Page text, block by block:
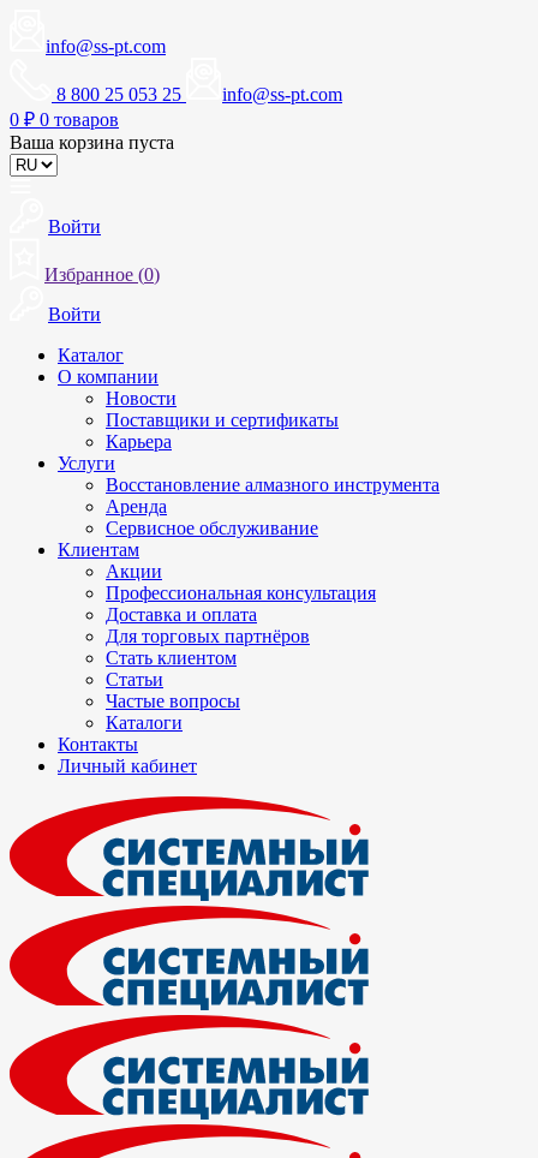
info@ss-pt.com
8 800 25 053 25
info@ss-pt.com
0 ₽ 0 товаров
Ваша корзина пуста
Войти
Избранное (0)
Войти
Каталог
О компании
Новости
Поставщики и сертификаты
Карьера
Услуги
Восстановление алмазного инструмента
Аренда
Сервисное обслуживание
Клиентам
Акции
Профессиональная консультация
Доставка и оплата
Для торговых партнёров
Стать клиентом
Статьи
Частые вопросы
Каталоги
Контакты
Личный кабинет